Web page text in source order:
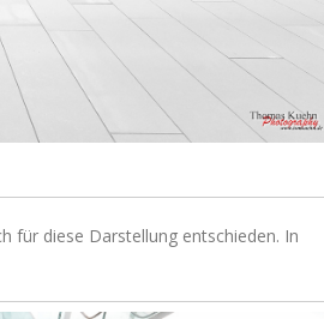
für diese Darstellung entschieden. In